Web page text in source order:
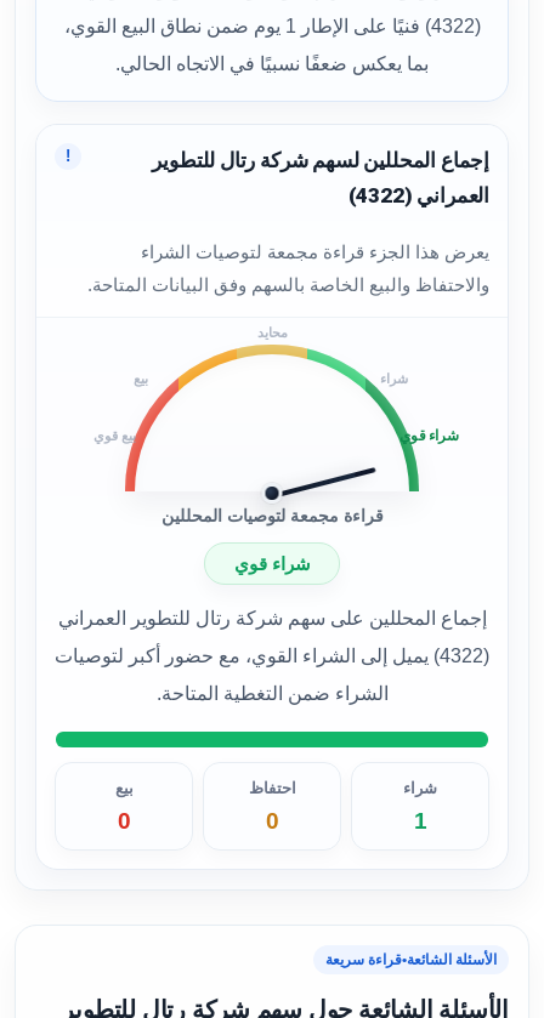
(4322) فنيًا على الإطار 1 يوم ضمن نطاق البيع القوي،
بما يعكس ضعفًا نسبيًا في الاتجاه الحالي.
إجماع المحللين لسهم شركة رتال للتطوير
العمراني (4322)
يعرض هذا الجزء قراءة مجمعة لتوصيات الشراء
والاحتفاظ والبيع الخاصة بالسهم وفق البيانات المتاحة.
!
بيع قوي
بيع
محايد
شراء
شراء قوي
قراءة مجمعة لتوصيات المحللين
شراء قوي
إجماع المحللين على سهم شركة رتال للتطوير العمراني
(4322) يميل إلى الشراء القوي، مع حضور أكبر لتوصيات
الشراء ضمن التغطية المتاحة.
شراء
1
احتفاظ
0
بيع
0
الأسئلة الشائعة•قراءة سريعة
الأسئلة الشائعة حول سهم شركة رتال للتطوير